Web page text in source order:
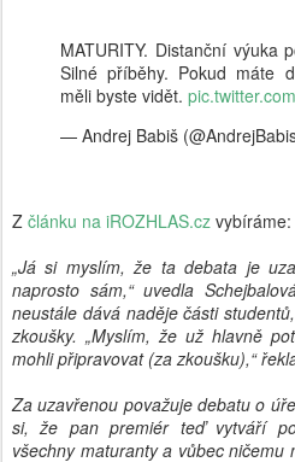
MATURITY. Distanční výuka
Silné příběhy. Pokud máte
měli byste vidět.
— Andrej Babiš
Z článku na iROZHLAS.cz vybíráme:
„Já si myslím, že ta debata je
naprosto sám,“ uvedla
neustále dává naděje části
zkoušky. „Myslím, že už hlavně
mohli připravovat (za zkoušku),“
Za uzavřenou považuje debatu o
si, že pan premiér teď vytváří
všechny maturanty a vůbec